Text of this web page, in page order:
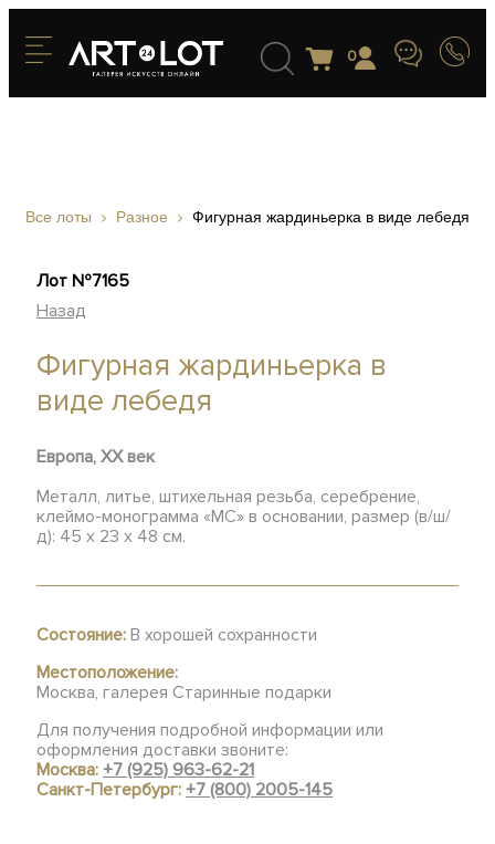
0
Все лоты Разное Фигурная жардиньерка в виде лебедя
Лот №7165
Назад
Фигурная жардиньерка в
виде лебедя
Европа, ХХ век
Металл, литье, штихельная резьба, серебрение,
клеймо-монограмма «МС» в основании, размер (в/ш/
д): 45 х 23 х 48 см.
Состояние: В хорошей сохранности
Местоположение:
Москва, галерея Старинные подарки
Для получения подробной информации или
оформления доставки звоните:
Москва:+7 (925) 963-62-21
Санкт-Петербург:+7 (800) 2005-145